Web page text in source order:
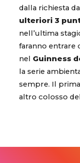
dalla richiesta
ulteriori 3
nell’ultima
faranno entrare
nel Guinness
la serie
sempre. Il
altro colosso